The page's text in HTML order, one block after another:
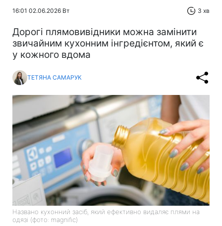
16:01 02.06.2026 Вт 3 хв
Дорогі плямовивідники можна замінити
звичайним кухонним інгредієнтом, який є
у кожного вдома
ТЕТЯНА САМАРУК
Названо кухонний засіб, який ефективно видаляє плями на
одязі (фото: magnific)